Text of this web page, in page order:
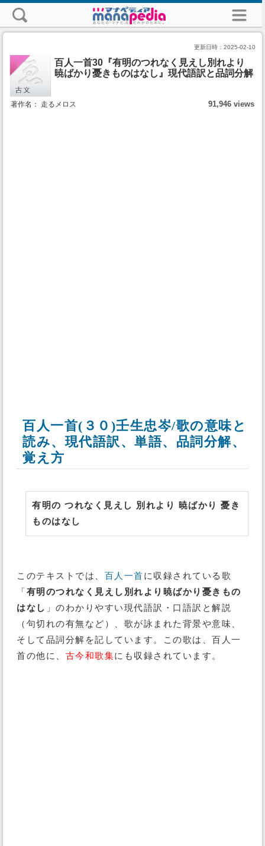
更新日時： 2025-02-10
百人一首30『有明のつれなく見えし別れより
暁ばかり憂きものはなし』現代語訳と品詞分解
著作名： 走るメロス 91,946 views
百人一首(３０)壬生忠岑/歌の意味と
読み、現代語訳、単語、品詞分解、
覚え方
有明の つれなく見えし 別れより 暁ばかり 憂き
ものはなし
このテキストでは、 百人一首に収録されている歌
「 有明のつれなく見えし別れより暁ばかり憂きもの
はなし 」のわかりやすい現代語訳・口語訳と解説
（句切れの有無など）、歌が詠まれた背景や意味、
そして品詞分解を記しています。この歌は、百人一
首の他に、 古今和歌集にも収録されています。